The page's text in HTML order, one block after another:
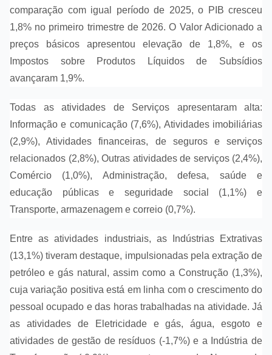
comparação com igual período de 2025, o PIB cresceu
1,8% no primeiro trimestre de 2026. O Valor Adicionado a
preços básicos apresentou elevação de 1,8%, e os
Impostos sobre Produtos Líquidos de Subsídios
avançaram 1,9%.
Todas as atividades de Serviços apresentaram alta:
Informação e comunicação (7,6%), Atividades imobiliárias
(2,9%), Atividades financeiras, de seguros e serviços
relacionados (2,8%), Outras atividades de serviços (2,4%),
Comércio (1,0%), Administração, defesa, saúde e
educação públicas e seguridade social (1,1%) e
Transporte, armazenagem e correio (0,7%).
Entre as atividades industriais, as Indústrias Extrativas
(13,1%) tiveram destaque, impulsionadas pela extração de
petróleo e gás natural, assim como a Construção (1,3%),
cuja variação positiva está em linha com o crescimento do
pessoal ocupado e das horas trabalhadas na atividade. Já
as atividades de Eletricidade e gás, água, esgoto e
atividades de gestão de resíduos (-1,7%) e a Indústria de